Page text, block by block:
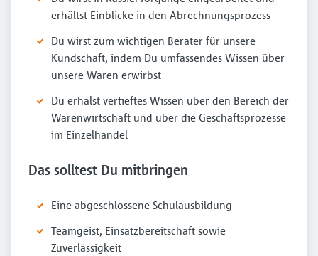
erhältst Einblicke in den Abrechnungsprozess
Du wirst zum wichtigen Berater für unsere
Kundschaft, indem Du umfassendes Wissen über
unsere Waren erwirbst
Du erhälst vertieftes Wissen über den Bereich der
Warenwirtschaft und über die Geschäftsprozesse
im Einzelhandel
Das solltest Du mitbringen
Eine abgeschlossene Schulausbildung
Teamgeist, Einsatzbereitschaft sowie
Zuverlässigkeit